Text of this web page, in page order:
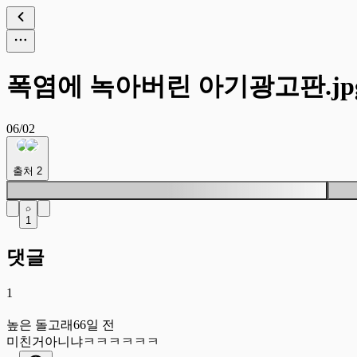
폭염에 녹아버린 아기광고판
06/02
출처 2
1
댓글
1
높은 돌고래66일 전
미친거아니냐ㅋㅋㅋㅋㅋㅋ